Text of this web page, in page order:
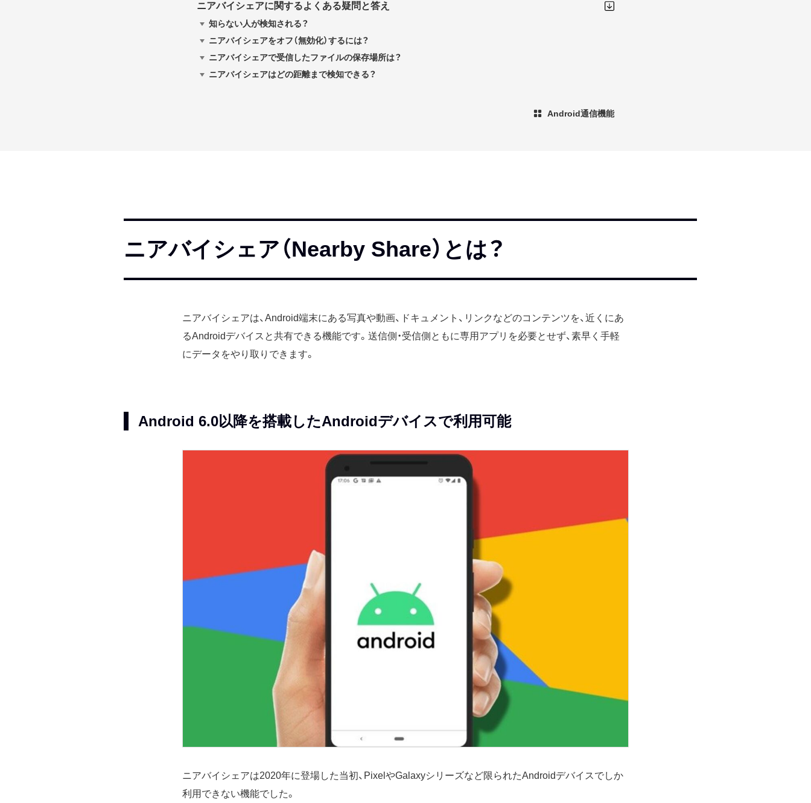
ニアバイシェアに関するよくある疑問と答え
知らない人が検知される？
ニアバイシェアをオフ（無効化）するには？
ニアバイシェアで受信したファイルの保存場所は？
ニアバイシェアはどの距離まで検知できる？
Android通信機能
ニアバイシェア（Nearby Share）とは？
ニアバイシェアは、Android端末にある写真や動画、ドキュメント、リンクなどのコンテンツを、近くにあ
るAndroidデバイスと共有できる機能です。送信側・受信側ともに専用アプリを必要とせず、素早く手軽
にデータをやり取りできます。
Android 6.0以降を搭載したAndroidデバイスで利用可能
ニアバイシェアは2020年に登場した当初、PixelやGalaxyシリーズなど限られたAndroidデバイスでしか
利用できない機能でした。